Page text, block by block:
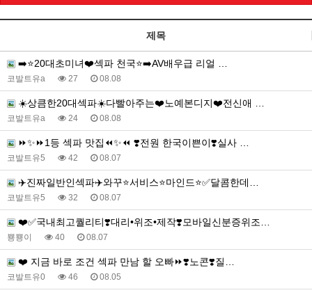
제목
➡️⭐️20대초미녀❤️섹파 천국⭐️➡️AV배우급 리얼 …
코발트유a 27 08.08
☀️상큼한20대섹파☀️다빨아주는❤️노예본디지❤️전신애 …
코발트유a 24 08.08
⏩✨⏩1등 섹파 맛집⏪✨⏪ ❣️전원 한국이쁜이❣️실사 …
코발트유5 42 08.07
✈️진짜일반인섹파✈️와꾸⭐️서비스⭐️마인드⭐️✅달콤한데…
코발트유5 32 08.07
❤️✅국내최고퀄리티❣️대리•위조•제작❣️모바일신분증위조…
뿅뿅이 40 08.07
❤️ 지금 바로 조건 섹파 만남 할 오빠⏩❣️노콘❣️질…
코발트유0 46 08.05